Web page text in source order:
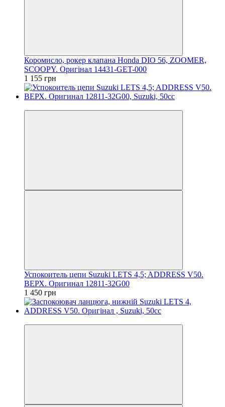
Коромисло, рокер клапана Honda DIO 56, ZOOMER,
SCOOPY. Оригінал 14431-GET-000
1 155 грн
Успокоитель цепи Suzuki LETS 4,5; ADDRESS V50.
ВЕРХ. Оригинал 12811-32G00
1 450 грн